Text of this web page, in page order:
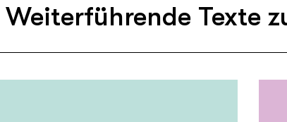
Weiterführende Texte